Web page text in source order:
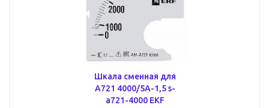
Шкала сменная для
A721 4000/5А-1,5 s-
a721-4000 EKF